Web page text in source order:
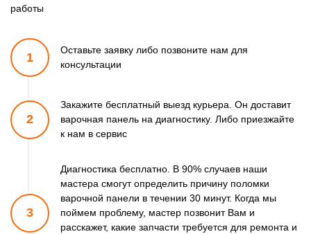
работы
1
Оставьте заявку либо позвоните нам для
консультации
2
Закажите бесплатный выезд курьера. Он доставит
варочная панель на диагностику. Либо приезжайте
к нам в сервис
3
Диагностика бесплатно. В 90% случаев наши
мастера смогутопределить причину поломки
варочной панели в течении 30 минут. Когда мы
поймем проблему, мастер позвонит Вам и
расскажет, какие запчасти требуется для ремонта и